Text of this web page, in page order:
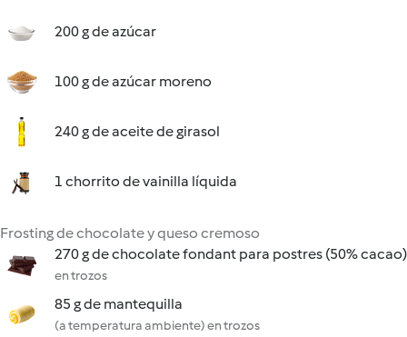
200 g de azúcar
100 g de azúcar moreno
240 g de aceite de girasol
1 chorrito de vainilla líquida
Frosting de chocolate y queso cremoso
270 g de chocolate fondant para postres (50% cacao)
en trozos
85 g de mantequilla
(a temperatura ambiente) en trozos